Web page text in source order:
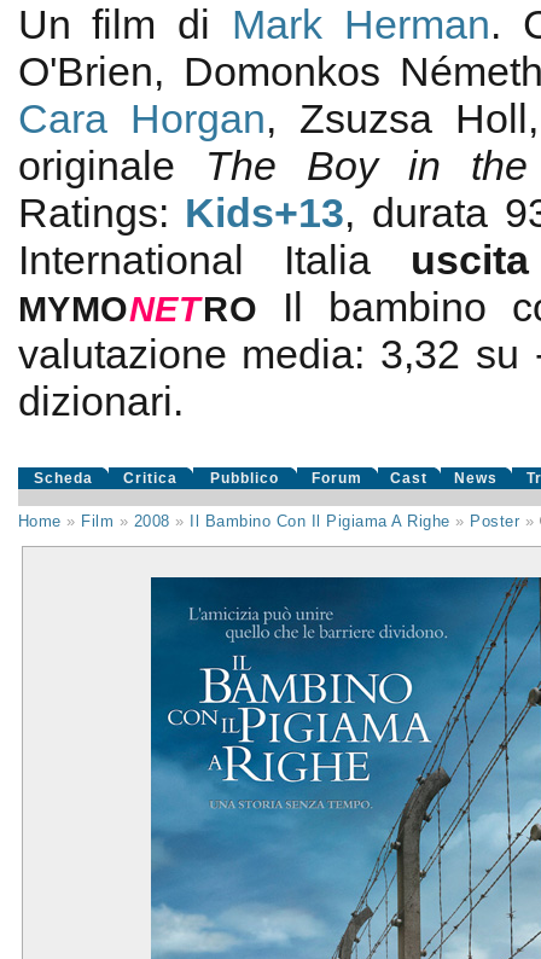
Un film di Mark Herman.
O'Brien, Domonkos
Cara Horgan, Zsuzsa
originale The Boy in the
Ratings: Kids+13, durata
International Italia
MYMONETRO
Il bambino
valutazione media: 3,32 su
dizionari.
Scheda Critica Pubblico Forum Cast News
Home » Film » 2008 » Il Bambino Con Il Pigiama A Righe » Poster »